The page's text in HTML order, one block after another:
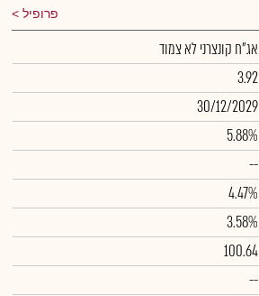
פרופיל
אג"ח קונצרני לא צמוד
3.92
30/12/2029
5.88%
--
4.47%
3.58%
100.64
--